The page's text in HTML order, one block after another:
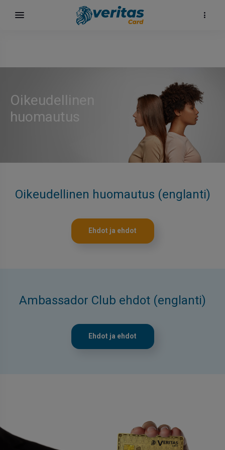
Oikeudellinen
huomautus
Oikeudellinen huomautus (englanti)
Ehdot ja ehdot
Ambassador Club ehdot (englanti)
Ehdot ja ehdot